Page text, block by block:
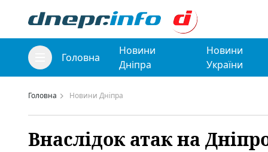
Головна
Новини
Дніпра
Новини
України
Головна Новини Дніпра
Внаслідок атак на